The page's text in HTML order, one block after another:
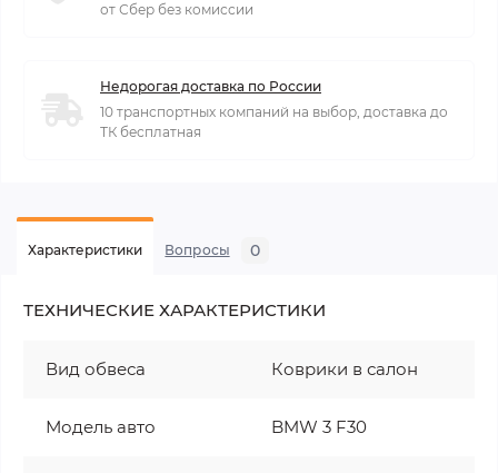
от Сбер без комиссии
Недорогая доставка по России
10 транспортных компаний на выбор, доставка до
ТК бесплатная
Характеристики Вопросы 0
ТЕХНИЧЕСКИЕ ХАРАКТЕРИСТИКИ
Вид обвеса Коврики в салон
Модель авто BMW 3 F30